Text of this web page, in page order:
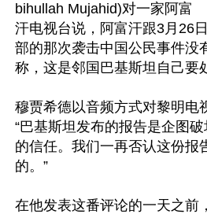
bihullah Mujahid)对一家阿富
汗电视台说，阿富汗跟3月26
部的那次袭击中国公民事件没
称，这是邻国巴基斯坦自己要
穆贾希德以音频方式对黎明电
“巴基斯坦发布的报告是企图
的信任。我们一再否认这份报
的。”
在他发表这番评论的一天之前